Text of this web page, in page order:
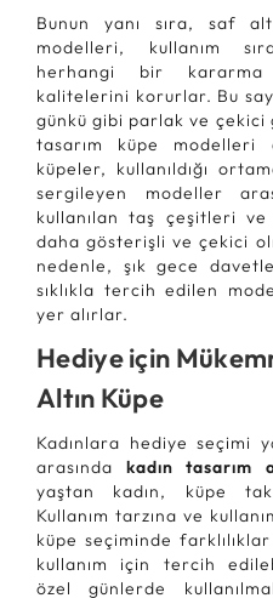
Bunun yanı sıra, saf
modelleri, kullanım
herhangi bir kararma
kalitelerini korurlar. Bu
günkü gibi parlak ve çekici
tasarım küpe modelleri
küpeler, kullanıldığı
sergileyen modeller
kullanılan taş çeşitleri ve
daha gösterişli ve çekici
nedenle, şık gece
sıklıkla tercih edilen
yer alırlar.
Hediye için
Altın Küpe
Kadınlara hediye seçimi
arasında kadın tasarım
yaştan kadın, küpe
Kullanım tarzına ve
küpe seçiminde
kullanım için tercih
özel günlerde